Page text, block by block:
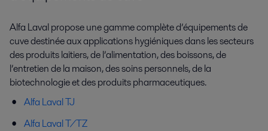
Alfa Laval propose une gamme complète d’équipements de
cuve destinée aux applications hygiéniques dans les secteurs
des produits laitiers, de l’alimentation, des boissons, de
l’entretien de la maison, des soins personnels, de la
biotechnologie et des produits pharmaceutiques.
Alfa Laval TJ
Alfa Laval T/TZ